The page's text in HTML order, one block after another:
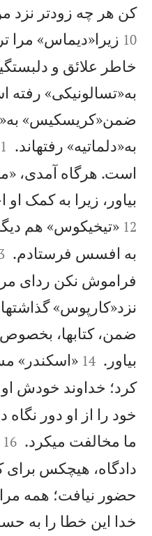
كن هر چه زودتر نزد
10 زيرا«ديماس» مرا
خاطر علائق و
به«تسالونيكی» رفته
ضمن«كريسكيس»
به«دلماتيه» رفتهاند. 
است. هرگاه آمدی،
بياور، زيرا به كمک او
12 «تيخيكوس» هم
به افسس فرستادم.
فراموش نكن ردای
نزد«كارپوس»
ضمن، كتابها، بخصوص
بياور. 

14 «اسكندر»
كرد؛ خداوند خودش او
خود را از او دور نگاه
ما مخالفت میكرد. 

16
دادگاه، هيچكس
حضور نيافت؛ همه
خدا اين خطا را به